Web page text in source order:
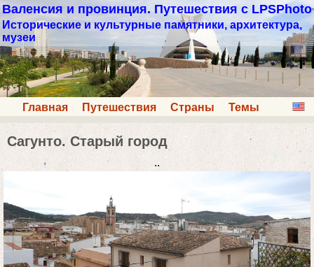
Валенсия и провинция. Путешествия с LPSPhoto
Исторические и культурные памятники, архитектура,
музеи
Главная Путешествия Страны Темы
Сагунто. Старый город
..